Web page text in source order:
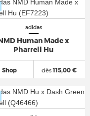
adidas
Human Made x
Pharrell Hu
Shop dès115,00 €